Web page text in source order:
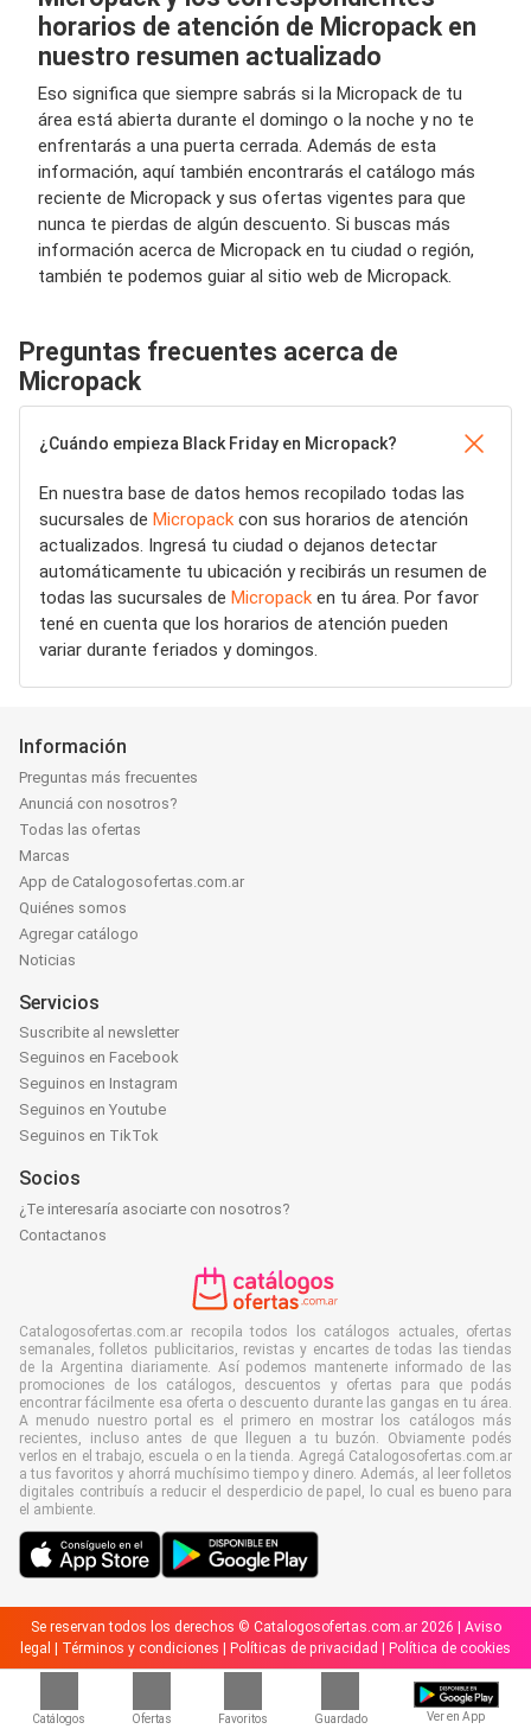
Catálogos Ofertas Favoritos Guardado Ver en App
horarios de atención de Micropack en
nuestro resumen actualizado
Eso significa que siempre sabrás si la Micropack de tu
área está abierta durante el domingo o la noche y no te
enfrentarás a una puerta cerrada. Además de esta
información, aquí también encontrarás el catálogo más
reciente de Micropack y sus ofertas vigentes para que
nunca te pierdas de algún descuento. Si buscas más
información acerca de Micropack en tu ciudad o región,
también te podemos guiar al sitio web de Micropack.
Preguntas frecuentes acerca de
Micropack
¿Cuándo empieza Black Friday en Micropack?
En nuestra base de datos hemos recopilado todas las
sucursales de Micropack con sus horarios de atención
actualizados. Ingresá tu ciudad o dejanos detectar
automáticamente tu ubicación y recibirás un resumen de
todas las sucursales de Micropack en tu área. Por favor
tené en cuenta que los horarios de atención pueden
variar durante feriados y domingos.
Información
Preguntas más frecuentes
Anunciá con nosotros?
Todas las ofertas
Marcas
App de Catalogosofertas.com.ar
Quiénes somos
Agregar catálogo
Noticias
Servicios
Suscribite al newsletter
Seguinos en Facebook
Seguinos en Instagram
Seguinos en Youtube
Seguinos en TikTok
Socios
¿Te interesaría asociarte con nosotros?
Contactanos
Catalogosofertas.com.ar recopila todos los catálogos actuales, ofertas
semanales, folletos publicitarios, revistas y encartes de todas las tiendas
de la Argentina diariamente. Así podemos mantenerte informado de las
promociones de los catálogos, descuentos y ofertas para que podás
encontrar fácilmente esa oferta o descuento durante las gangas en tu área.
A menudo nuestro portal es el primero en mostrar los catálogos más
recientes, incluso antes de que lleguen a tu buzón. Obviamente podés
verlos en el trabajo, escuela o en la tienda. Agregá Catalogosofertas.com.ar
a tus favoritos y ahorrá muchísimo tiempo y dinero. Además, al leer folletos
digitales contribuís a reducir el desperdicio de papel, lo cual es bueno para
el ambiente.
Se reservan todos los derechos © Catalogosofertas.com.ar 2026 | Aviso
legal
Términos y condiciones Políticas de privacidad Política de cookies